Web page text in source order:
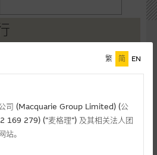
(%)
(十五分钟延迟)
相关图表
繁 简 EN
司 (Macquarie Group Limited) (公
169 279) (”麦格理”) 及其相关法人团
站。